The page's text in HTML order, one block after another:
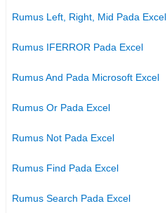
Rumus Left, Right, Mid Pada Excel
Rumus IFERROR Pada Excel
Rumus And Pada Microsoft Excel
Rumus Or Pada Excel
Rumus Not Pada Excel
Rumus Find Pada Excel
Rumus Search Pada Excel